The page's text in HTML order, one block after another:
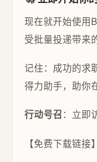
现在就开始使用
受批量投递带来
记住：成功的求
得力助手，助你
行动号召：立即
【免费下载链